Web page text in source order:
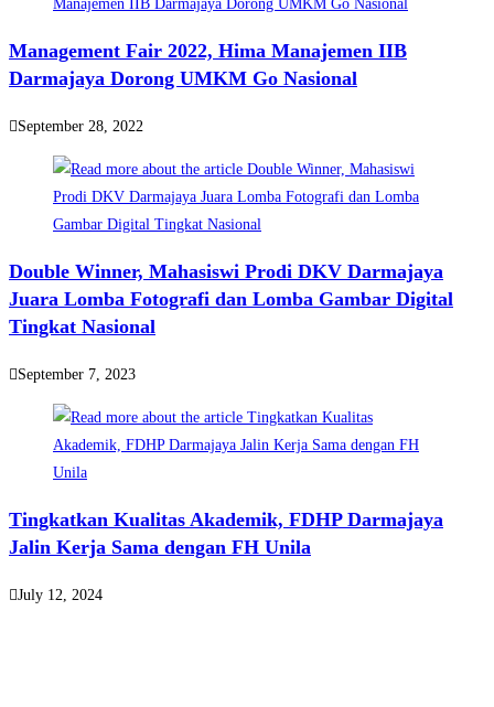
Management Fair 2022, Hima Manajemen IIB
Darmajaya Dorong UMKM Go Nasional
September 28, 2022
Double Winner, Mahasiswi Prodi DKV Darmajaya
Juara Lomba Fotografi dan Lomba Gambar Digital
Tingkat Nasional
September 7, 2023
Tingkatkan Kualitas Akademik, FDHP Darmajaya
Jalin Kerja Sama dengan FH Unila
July 12, 2024